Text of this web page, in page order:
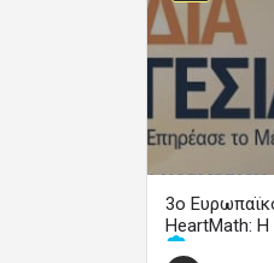
3ο
HeartMath: Η